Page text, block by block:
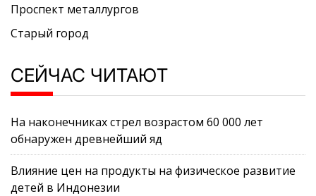
Проспект металлургов
Старый город
СЕЙЧАС ЧИТАЮТ
На наконечниках стрел возрастом 60 000 лет
обнаружен древнейший яд
Влияние цен на продукты на физическое развитие
детей в Индонезии